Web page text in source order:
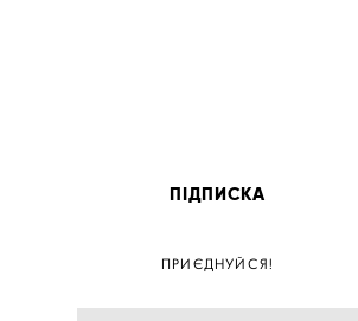
ПІДПИСКА
ПРИЄДНУЙСЯ!